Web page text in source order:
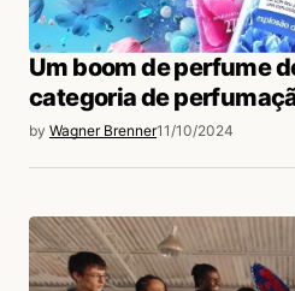
Um boom de perfume
categoria de
by Wagner Brenner11/10/2024